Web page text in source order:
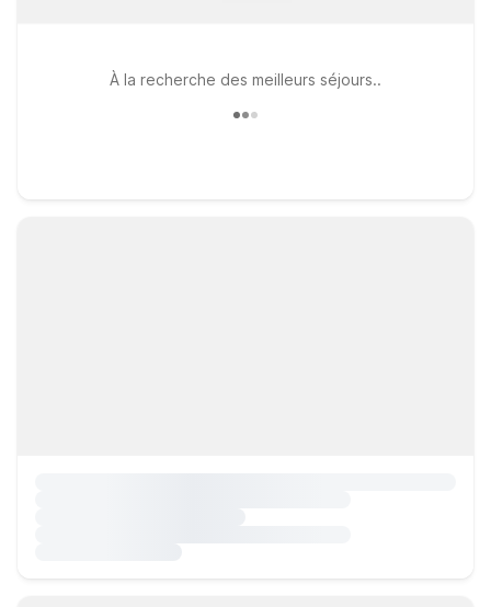
À la recherche des meilleurs séjours..